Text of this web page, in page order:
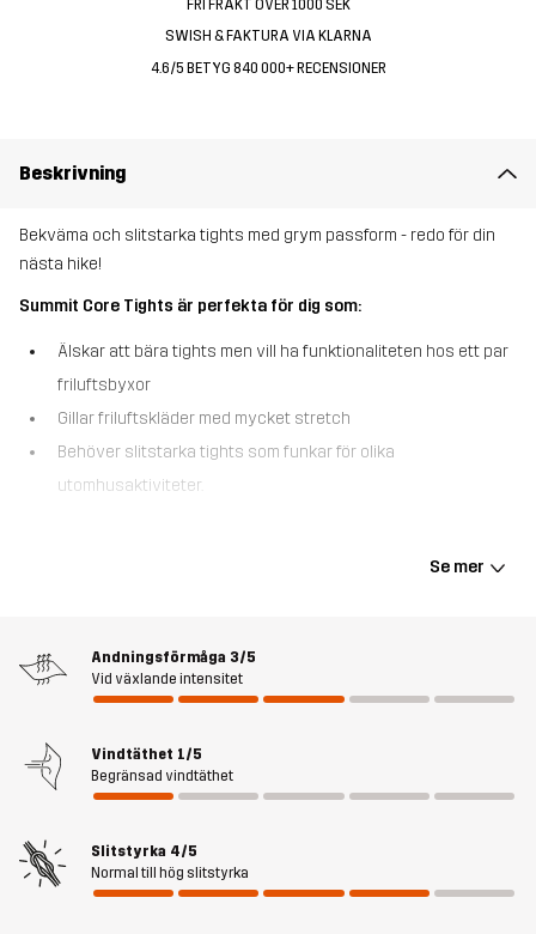
FRI FRAKT ÖVER 1000 SEK
SWISH & FAKTURA VIA KLARNA
4.6/5 BETYG 840 000+ RECENSIONER
Beskrivning
Bekväma och slitstarka tights med grym passform - redo för din
nästa hike!
Summit Core Tights är perfekta för dig som:
Älskar att bära tights men vill ha funktionaliteten hos ett par
friluftsbyxor
Gillar friluftskläder med mycket stretch
Behöver slitstarka tights som funkar för olika
utomhusaktiviteter.
bekvämligheten i tights kombinerat med vandrarbyxors slitstyrka
tightsen förstärkta över knäna. De har även två lårfickor och en
midjeficka för förvaring av din mobiltelefon och andra värdesaker
högintensiva aktiviteter eller lugna promenader i skogen - dessa
mångsidiga och flexibla tights fungerar lika bra för båda.
Modellen är 172 cm väger 64 kg och har storlek M.
Passform
Se mer
Andningsförmåga 3/5
Vid växlande intensitet
Vindtäthet 1/5
Begränsad vindtäthet
Slitstyrka 4/5
Normal till hög slitstyrka